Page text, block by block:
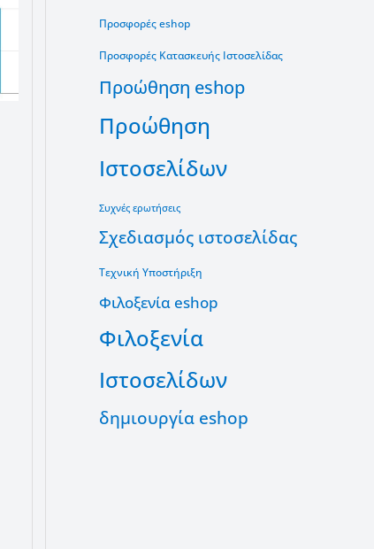
Προσφορές eshop
Προσφορές Κατασκευής Ιστοσελίδας
Προώθηση eshop
Προώθηση
Ιστοσελίδων
Συχνές ερωτήσεις
Σχεδιασμός ιστοσελίδας
Τεχνική Υποστήριξη
Φιλοξενία eshop
Φιλοξενία
Ιστοσελίδων
δημιουργία eshop